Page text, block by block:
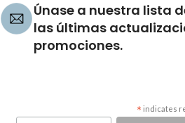
Únase a nuestra lista
las últimas
promociones.
* indicates